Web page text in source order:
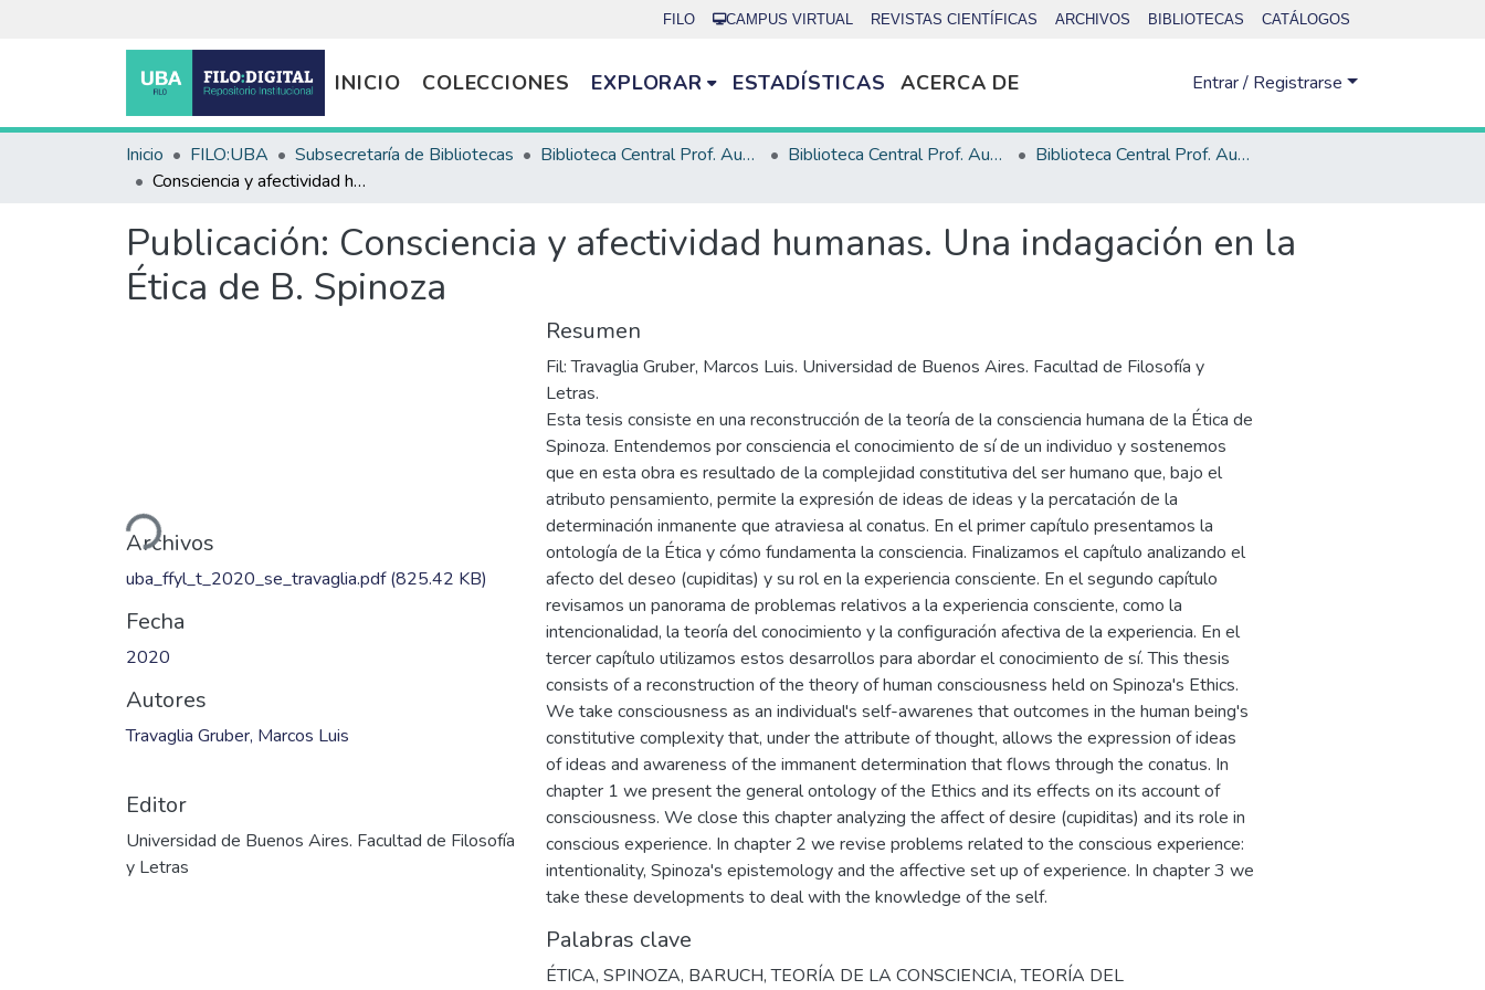
FILO CAMPUS VIRTUAL REVISTAS CIENTÍFICAS ARCHIVOS BIBLIOTECAS CATÁLOGOS
INICIO COLECCIONES EXPLORAR ESTADÍSTICAS ACERCA DE Entrar / Registrarse
Inicio FILO:UBA Subsecretaría de Bibliotecas Biblioteca Central Prof. Augusto Raúl Cortazar Biblioteca Central Prof. Augusto Raúl Cortazar - Depósito legal
Biblioteca Central Prof. Augusto Raúl Cortazar - Depósito legal - Tesis
Consciencia y afectividad humanas. Una indagación en la Ética de B. Spinoza
Publicación: Consciencia y afectividad humanas. Una indagación en la
Ética de B. Spinoza
Cargando...
Archivos
uba_ffyl_t_2020_se_travaglia.pdf(825.42 KB)
Fecha
2020
Autores
Travaglia Gruber, Marcos Luis
Editor
Universidad de Buenos Aires. Facultad de Filosofía
y Letras
Resumen
Fil: Travaglia Gruber, Marcos Luis. Universidad de Buenos Aires. Facultad de Filosofía y
Letras.
Esta tesis consiste en una reconstrucción de la teoría de la consciencia humana de la Ética de
Spinoza. Entendemos por consciencia el conocimiento de sí de un individuo y sostenemos
que en esta obra es resultado de la complejidad constitutiva del ser humano que, bajo el
atributo pensamiento, permite la expresión de ideas de ideas y la percatación de la
determinación inmanente que atraviesa al conatus. En el primer capítulo presentamos la
ontología de la Ética y cómo fundamenta la consciencia. Finalizamos el capítulo analizando el
afecto del deseo (cupiditas) y su rol en la experiencia consciente. En el segundo capítulo
revisamos un panorama de problemas relativos a la experiencia consciente, como la
intencionalidad, la teoría del conocimiento y la configuración afectiva de la experiencia. En el
tercer capítulo utilizamos estos desarrollos para abordar el conocimiento de sí. This thesis
consists of a reconstruction of the theory of human consciousness held on Spinoza's Ethics.
We take consciousness as an individual's self-awarenes that outcomes in the human being's
constitutive complexity that, under the attribute of thought, allows the expression of ideas
of ideas and awareness of the immanent determination that flows through the conatus. In
chapter 1 we present the general ontology of the Ethics and its effects on its account of
consciousness. We close this chapter analyzing the affect of desire (cupiditas) and its role in
conscious experience. In chapter 2 we revise problems related to the conscious experience:
intentionality, Spinoza's epistemology and the affective set up of experience. In chapter 3 we
take these developments to deal with the knowledge of the self.
Palabras clave
ÉTICA, SPINOZA, BARUCH,TEORÍA DE LA CONSCIENCIA,TEORÍA DEL